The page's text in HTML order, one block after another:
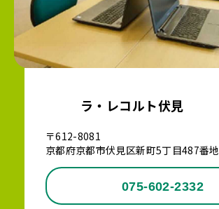
ラ・レコルト伏見
〒612-8081
京都府京都市伏見区新町5丁目487番地
075-602-2332